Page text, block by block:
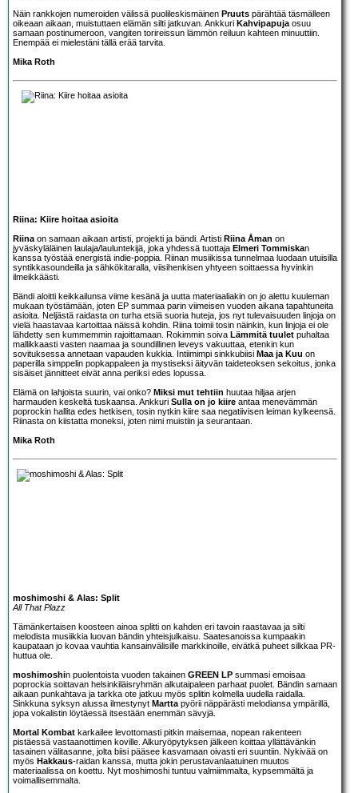
Näin rankkojen numeroiden välissä puolileskismäinen Pruuts pärähtää täsmälleen
oikeaan aikaan, muistuttaen elämän silti jatkuvan. Ankkuri Kahvipapuja osuu
samaan postinumeroon, vangiten torireissun lämmön reiluun kahteen minuuttiin.
Enempää ei mielestäni tällä erää tarvita.
Mika Roth
Riina: Kiire hoitaa asioita
Riina on samaan aikaan artisti, projekti ja bändi. Artisti Riina Åman on
jyväskyläläinen laulaja/lauluntekijä, joka yhdessä tuottaja Elmeri Tommiskan
kanssa työstää energistä indie-poppia. Riinan musiikissa tunnelmaa luodaan utuisilla
syntikkasoundeilla ja sähkökitaralla, viisihenkisen yhtyeen soittaessa hyvinkin
ilmeikkäästi.
Bändi aloitti keikkailunsa viime kesänä ja uutta materiaaliakin on jo alettu kuuleman
mukaan työstämään, joten EP summaa parin viimeisen vuoden aikana tapahtuneita
asioita. Neljästä raidasta on turha etsiä suoria huteja, jos nyt tulevaisuuden linjoja on
vielä haastavaa kartoittaa näissä kohdin. Riina toimii tosin näinkin, kun linjoja ei ole
lähdetty sen kummemmin rajoittamaan. Rokimmin soiva Lämmitä tuulet puhaltaa
mallikkaasti vasten naamaa ja soundillinen leveys vakuuttaa, etenkin kun
sovituksessa annetaan vapauden kukkia. Intiimimpi sinkkubiisi Maa ja Kuu on
paperilla simppelin popkappaleen ja mystiseksi äityvän taideteoksen sekoitus, jonka
sisäiset jännitteet eivät anna periksi edes lopussa.
Elämä on lahjoista suurin, vai onko? Miksi mut tehtiin huutaa hiljaa arjen
harmauden keskeltä tuskaansa. Ankkuri Sulla on jo kiire antaa menevämmän
poprockin hallita edes hetkisen, tosin nytkin kiire saa negatiivisen leiman kylkeensä.
Riinasta on kiistatta moneksi, joten nimi muistiin ja seurantaan.
Mika Roth
moshimoshi & Alas: Split
All That Plazz
Tämänkertaisen koosteen ainoa splitti on kahden eri tavoin raastavaa ja silti
melodista musiikkia luovan bändin yhteisjulkaisu. Saatesanoissa kumpaakin
kaupataan jo kovaa vauhtia kansainvälisille markkinoille, eivätkä puheet silkkaa PR-
huttua ole.
moshimoshin puolentoista vuoden takainen GREEN LP summasi emoisaa
poprockia soittavan helsinkiläisryhmän alkutaipaleen parhaat puolet. Bändin samaan
aikaan punkahtava ja tarkka ote jatkuu myös splitin kolmella uudella raidalla.
Sinkkuna syksyn alussa ilmestynyt Martta pyörii näppärästi melodiansa ympärillä,
jopa vokalistin löytäessä itsestään enemmän sävyjä.
Mortal Kombat karkailee levottomasti pitkin maisemaa, nopean rakenteen
pistäessä vastaanottimen koville. Alkuryöpytyksen jälkeen koittaa yllättävänkin
tasainen välitasanne, jolta biisi pääsee kasvamaan oivasti eri suuntiin. Nykivää on
myös Hakkaus-raidan kanssa, mutta jokin perustavanlaatuinen muutos
materiaalissa on koettu. Nyt moshimoshi tuntuu valmiimmalta, kypsemmältä ja
voimallisemmalta.